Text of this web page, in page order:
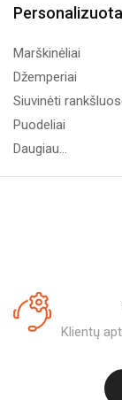
Personalizuota
Marškinėliai
Džemperiai
Siuvinėti
Puodeliai
Daugiau...
Klientų